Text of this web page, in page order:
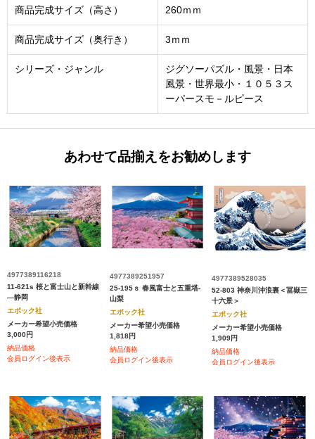
商品完成サイズ（高さ） 260ｍｍ
商品完成サイズ（奥行き） 3ｍｍ
シリーズ・ジャンル
ジグソーパズル・風景・日本
風景・世界最小・１０５３ス
ーパースモ－ルピース
あわせて品揃えをお勧めします
4977389116218
11-621s 桜と富士山と新幹線
―静岡
エポック社
メーカー希望小売価格
3,000円
納品価格
会員ログイン後表示
4977389251957
25-195ｓ 春風富士と五重塔-
山梨
エポック社
メーカー希望小売価格
1,818円
納品価格
会員ログイン後表示
4977389528035
52-803 神奈川沖浪裏＜冨嶽三
十六景＞
エポック社
メーカー希望小売価格
1,909円
納品価格
会員ログイン後表示